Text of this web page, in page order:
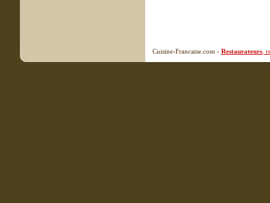
Cuisine-Francaise.com - Restaurateurs ,